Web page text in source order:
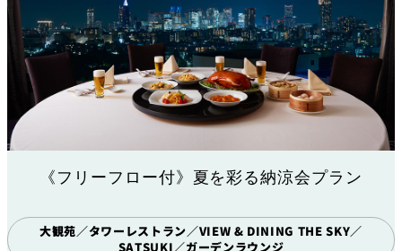
《フリーフロー付》夏を彩る納涼会プラン
大観苑／タワーレストラン／VIEW & DINING THE SKY／
SATSUKI／ガーデンラウンジ